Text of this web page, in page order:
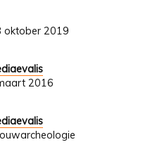
oktober 2019
2016